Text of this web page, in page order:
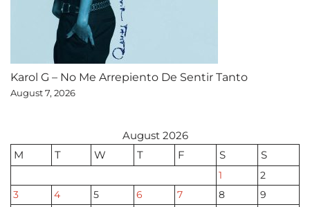
Karol G – No Me Arrepiento De Sentir Tanto
August 7, 2026
August 2026
M
T W T F S S
1
2
3
4 5 6 7 8
9